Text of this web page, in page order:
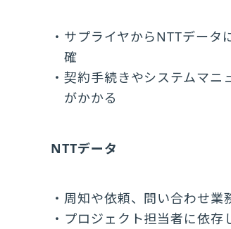
サプライヤからNTTデータ
確
契約手続きやシステムマニ
がかかる
NTTデータ
周知や依頼、問い合わせ業
プロジェクト担当者に依存